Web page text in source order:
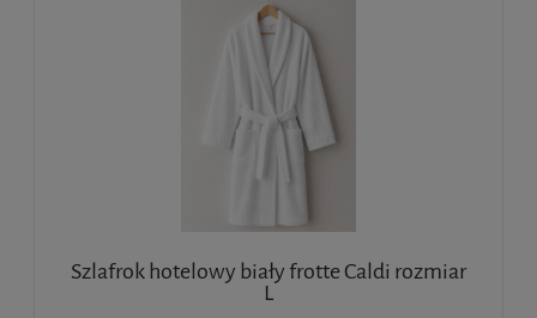
Szlafrok hotelowy biały frotte Caldi rozmiar
L